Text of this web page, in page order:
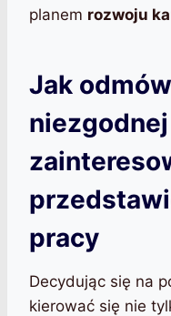
planem rozwoju
Jak
pracy
Decydując się na
kierować się nie